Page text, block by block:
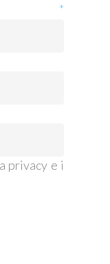
*
privacy e i